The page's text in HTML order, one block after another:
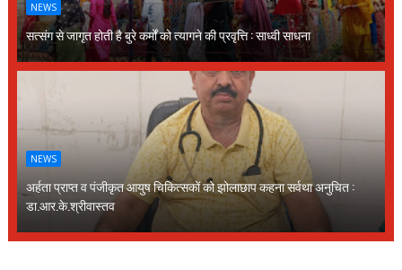
NEWS
सत्संग से जागृत होती है बुरे कर्मों को त्यागने की प्रवृत्ति : साध्वी साधना
NEWS
अर्हता प्राप्त व पंजीकृत आयुष चिकित्सकों को झोलाछाप कहना सर्वथा अनुचित :
डा.आर.के.श्रीवास्तव